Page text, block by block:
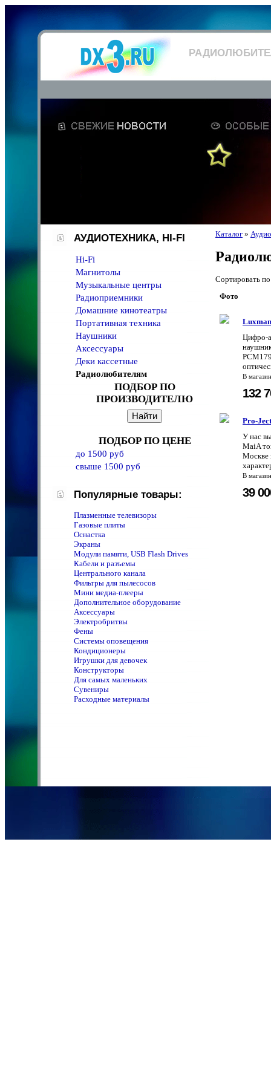
АУДИОТЕХНИКА, HI-FI
Hi-Fi
Магнитолы
Музыкальные центры
Радиоприемники
Домашние кинотеатры
Портативная техника
Наушники
Аксессуары
Деки кассетные
Радиолюбителям
ПОДБОР ПО
ПРОИЗВОДИТЕЛЮ
ПОДБОР ПО ЦЕНЕ
до 1500 руб
свыше 1500 руб
Популярные товары:
Плазменные телевизоры
Газовые плиты
Оснастка
Экраны
Модули памяти, USB Flash Drives
Кабели и разъемы
Центрального канала
Фильтры для пылесосов
Мини медиа-плееры
Дополнительное оборудование
Аксессуары
Электробритвы
Фены
Системы оповещения
Кондиционеры
Игрушки для девочек
Конструкторы
Для самых маленьких
Сувениры
Расходные материалы
Каталог »
Сортировать
Фото
Цифро-
В
132
Pro-
У нас
MaiA
Москве
В
39